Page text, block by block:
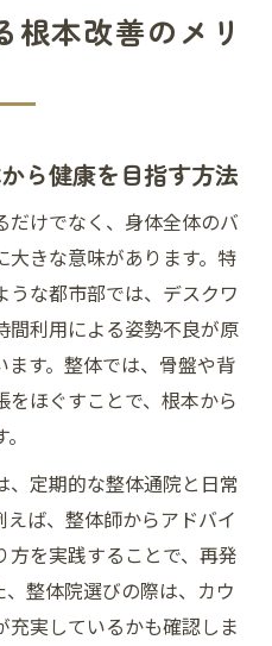
根本改善のメリ
ら健康を目指す方法
けでなく、身体全体のバ
大きな意味があります。特
うな都市部では、デスクワ
間利用による姿勢不良が原
す。整体では、骨盤や背
ほぐすことで、根本から
、定期的な整体通院と日常
ば、整体師からアドバイ
を実践することで、再発
整体院選びの際は、カウ
充実しているかも確認しま